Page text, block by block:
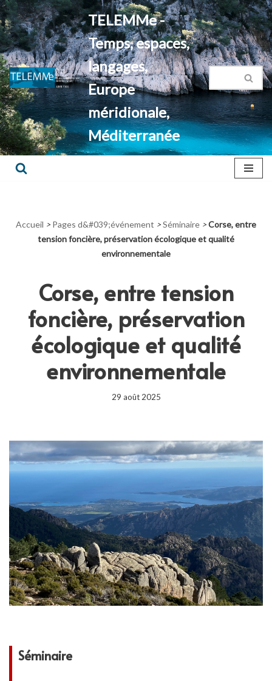
Aller
au
contenu
TELEMMe -
Temps, espaces,
langages,
Europe
méridionale,
Méditerranée
Accueil > Pages d&#039;événement >Séminaire >Corse, entre
tension foncière, préservation écologique et qualité
environnementale
Corse, entre tension
foncière, préservation
écologique et qualité
environnementale
29 août 2025
Séminaire